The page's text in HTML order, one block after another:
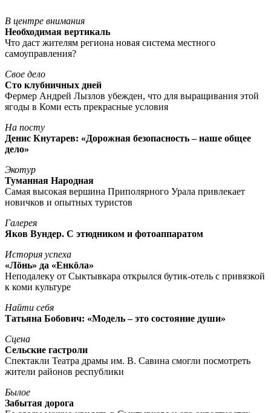
В центре внимания
Необходимая вертикаль
Что даст жителям региона новая система местного
самоуправления?
Свое дело
Сто клубничных дней
Фермер Андрей Лызлов убежден, что для выращивания этой
ягоды в Коми есть прекрасные условия
На посту
Денис Кнутарев: «Дорожная безопасность – наше общее
дело»
Экотур
Туманная Народная
Самая высокая вершина Приполярного Урала привлекает
новичков и опытных туристов
Галерея
Яков Вундер. С этюдником и фотоаппаратом
История успеха
«Лöнь» да «Енкöла»
Неподалеку от Сыктывкара открылся бутик-отель с привязкой
к коми культуре
Найти себя
Татьяна Бобович: «Модель – это состояние души»
Сцена
Сельские гастроли
Спектакли Театра драмы им. В. Савина смогли посмотреть
жители районов республики
Былое
Забытая дорога